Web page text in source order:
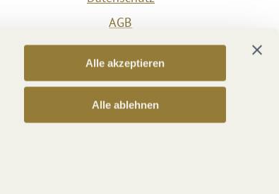
Alle akzeptieren
Alle ablehnen
AGB
Impressum
Barrierefreiheit
Vertrag widerrufen
Versicherungsvertrag widerrufen